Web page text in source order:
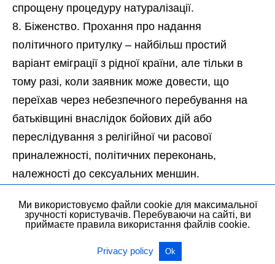
спрощену процедуру натуралізації.
Біженство. Прохання про надання
політичного притулку – найбільш простий
варіант еміграції з рідної країни, але тільки в
тому разі, коли заявник може довести, що
переїхав через небезпечного перебування на
батьківщині внаслідок бойових дій або
переслідування з релігійної чи расової
приналежності, політичних переконань,
належності до сексуальних меншин.
Крім підстав для імміграції, перерахованих
вище, існують і інші способи переїзду в Європу,
але вони менш популярні та далеко не скрізь
Ми використовуємо файли cookie для максимальної
зручності користувачів. Перебуваючи на сайті, ви
приймаєте правила використання файлів cookie.
Privacy policy Ok